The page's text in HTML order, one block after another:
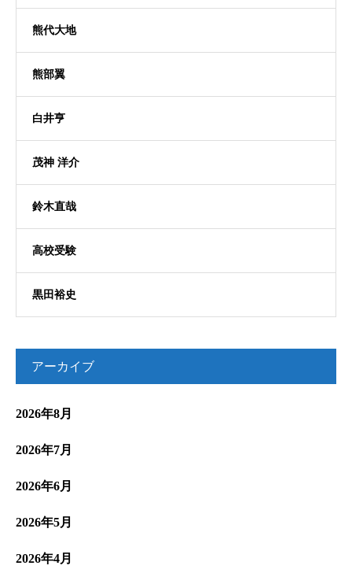
熊代大地
熊部翼
白井亨
茂神 洋介
鈴木直哉
高校受験
黒田裕史
アーカイブ
2026年8月
2026年7月
2026年6月
2026年5月
2026年4月